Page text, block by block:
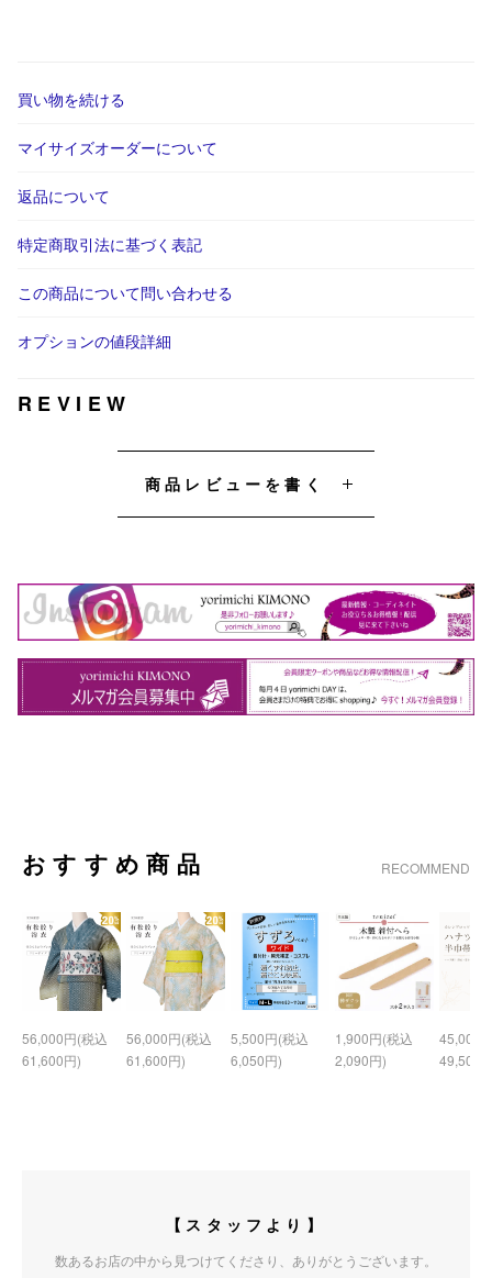
買い物を続ける
マイサイズオーダーについて
返品について
特定商取引法に基づく表記
この商品について問い合わせる
オプションの値段詳細
REVIEW
商品レビューを書く
おすすめ商品 RECOMMEND
56,000円(税込
61,600円)
56,000円(税込
61,600円)
5,500円(税込
6,050円)
1,900円(税込
2,090円)
45,000
49,500
【スタッフより】
数あるお店の中から見つけてくださり、ありがとうございます。